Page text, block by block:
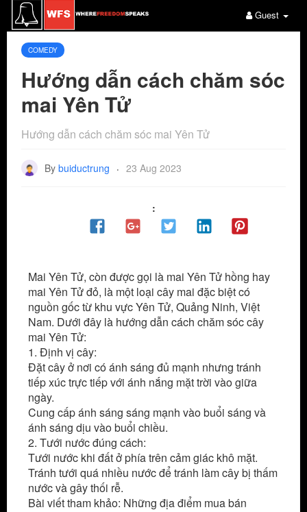
Guest
COMEDY
Hướng dẫn cách chăm sóc
mai Yên Tử
Hướng dẫn cách chăm sóc mai Yên Tử
By buiductrung · 23 Aug 2023
:
Mai Yên Tử, còn được gọi là mai Yên Tử hồng hay
mai Yên Tử đỏ, là một loại cây mai đặc biệt có
nguồn gốc từ khu vực Yên Tử, Quảng Ninh, Việt
Nam. Dưới đây là hướng dẫn cách chăm sóc cây
mai Yên Tử:
1. Định vị cây:
Đặt cây ở nơi có ánh sáng đủ mạnh nhưng tránh
tiếp xúc trực tiếp với ánh nắng mặt trời vào giữa
ngày.
Cung cấp ánh sáng sáng mạnh vào buổi sáng và
ánh sáng dịu vào buổi chiều.
2. Tưới nước đúng cách:
Tưới nước khi đất ở phía trên cảm giác khô mặt.
Tránh tưới quá nhiều nước để tránh làm cây bị thấm
nước và gây thối rễ.
Bài viết tham khảo: Những địa điểm mua bán